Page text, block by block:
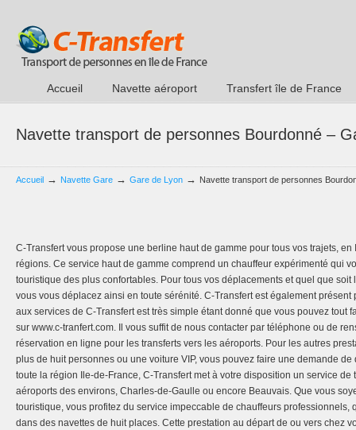
Accueil Navette aéroport Transfert île de France
Navette transport de personnes Bourdonné –
Accueil → Navette Gare → Gare de Lyon → Navette transport de personnes
C-Transfert vous propose une berline haut de gamme pour tous vos trajets,
régions. Ce service haut de gamme comprend un chauffeur expérimenté qui
touristique des plus confortables. Pour tous vos déplacements et quel que soit
vous vous déplacez ainsi en toute sérénité. C-Transfert est également présent
aux services de C-Transfert est très simple étant donné que vous pouvez tout
sur www.c-tranfert.com. Il vous suffit de nous contacter par téléphone ou de
réservation en ligne pour les transferts vers les aéroports. Pour les autres
plus de huit personnes ou une voiture VIP, vous pouvez faire une demande
toute la région Ile-de-France, C-Transfert met à votre disposition un service de
aéroports des environs, Charles-de-Gaulle ou encore Beauvais. Que vous
touristique, vous profitez du service impeccable de chauffeurs professionnels,
dans des navettes de huit places. Cette prestation au départ de ou vers chez